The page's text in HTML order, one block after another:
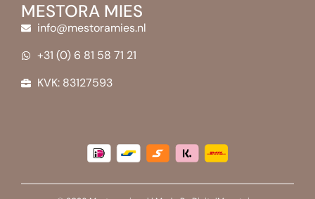
MESTORA MIES
info@mestoramies.nl
+31 (0) 6 81 58 71 21
KVK: 83127593